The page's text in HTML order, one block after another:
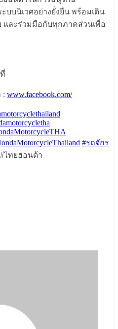
บบนิเวศอย่างยั่งยืน พร้อมเดิน
และร่วมมือกับทุกภาคส่วนเพื่อ
: www.facebook.com/
#รถจักร
#ไทยฮอนด้า